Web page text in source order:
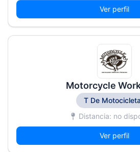
Ver perfil
Motorcycle
T De
Distancia: no
Ver perfil